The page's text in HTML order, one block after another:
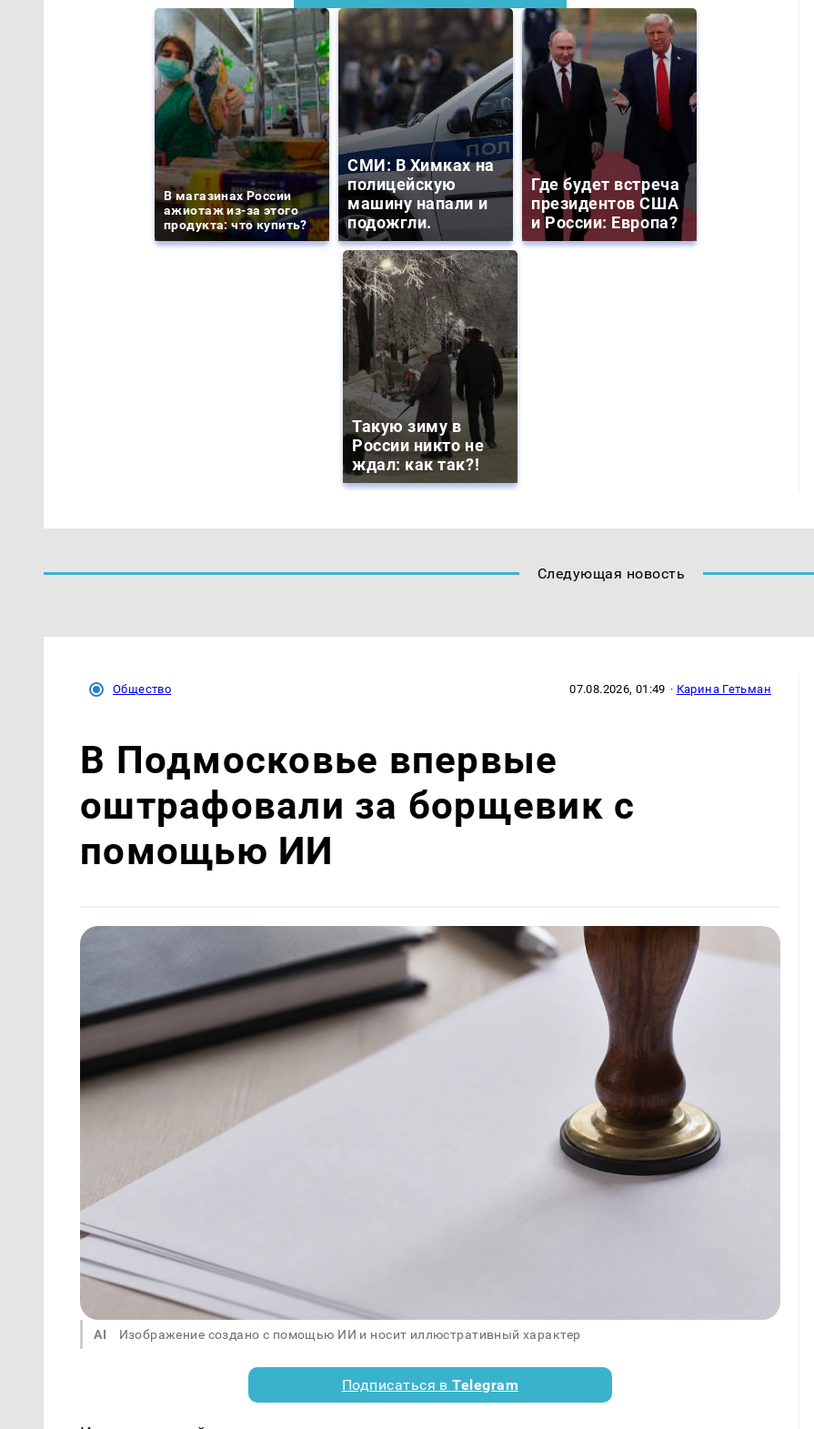
В магазинах России
ажиотаж из-за этого
продукта: что купить?
СМИ: В Химках на
полицейскую
машину напали и
подожгли.
Где будет встреча
президентов США
и России: Европа?
Такую зиму в
России никто не
ждал: как так?!
Следующая новость
Общество 07.08.2026, 01:49 · Карина Гетьман
В Подмосковье впервые
оштрафовали за борщевик с
помощью ИИ
AI Изображение создано с помощью ИИ и носит иллюстративный характер
Подписаться вTelegram